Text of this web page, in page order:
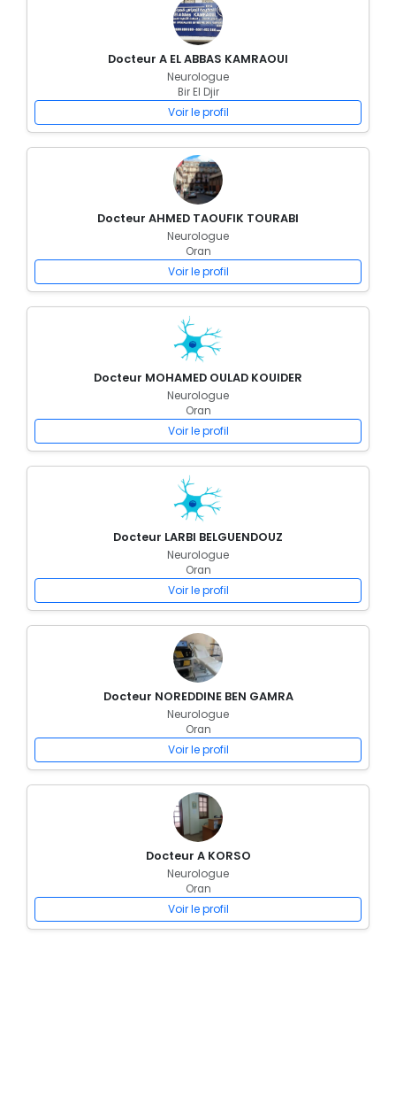
Docteur A EL ABBAS KAMRAOUI
Neurologue
Bir El Djir
Voir le profil
Docteur AHMED TAOUFIK TOURABI
Neurologue
Oran
Voir le profil
Docteur MOHAMED OULAD KOUIDER
Neurologue
Oran
Voir le profil
Docteur LARBI BELGUENDOUZ
Neurologue
Oran
Voir le profil
Docteur NOREDDINE BEN GAMRA
Neurologue
Oran
Voir le profil
Docteur A KORSO
Neurologue
Oran
Voir le profil